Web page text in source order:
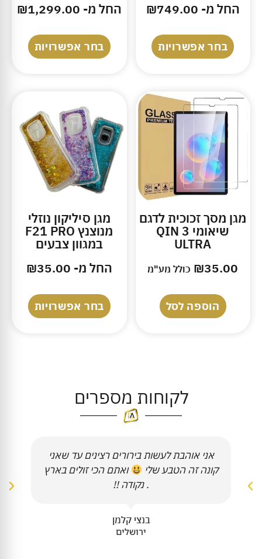
החל מ-
₪749.00
בחר אפשרויות
החל מ-
₪1,299.00
בחר אפשרויות
מגן מסך זכוכית לדגם
שיאומי QIN 3
ULTRA
₪35.00 כולל מע"מ
הוספה לסל
מגן סיליקון נוזלי
מנוצנץ F21 PRO
במגוון צבעים
החל מ-
₪35.00
בחר אפשרויות
לקוחות מספרים
אני אוהבת לעשות בירורים רצינים עד שאני
קונה זה הטבע שלי
ואתם הכי זולים בארץ
. נקודה !!
בנצי קלמן
ירושלים